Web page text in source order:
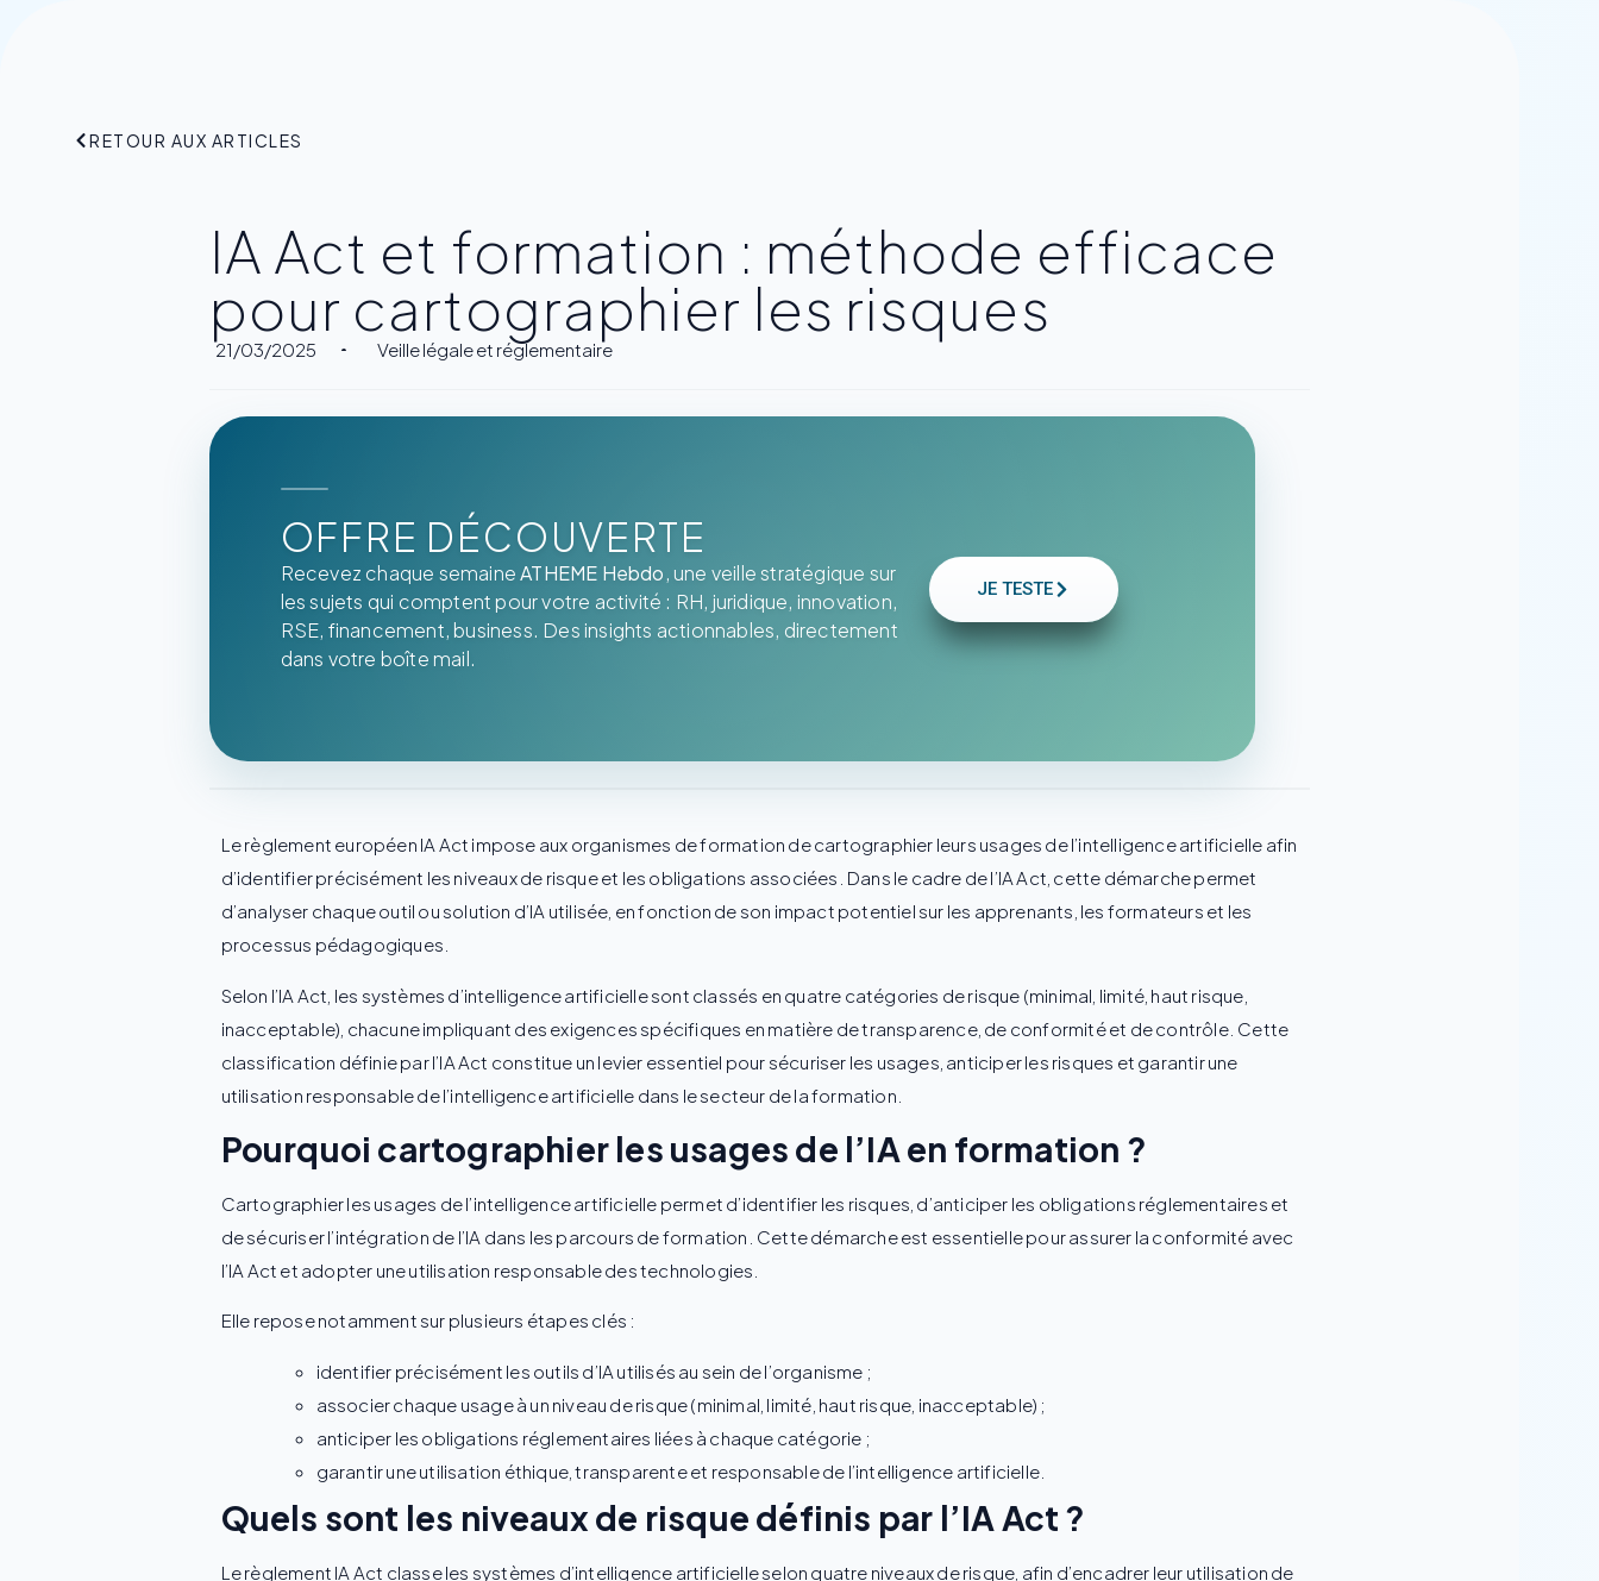
RETOUR AUX ARTICLES
IA Act et formation : méthode efficace
pour cartographier les risques
21/03/2025 Veille légale et réglementaire
OFFRE DÉCOUVERTE
Recevez chaque semaineATHEME Hebdo, une veille stratégique sur
les sujets qui comptent pour votre activité : RH, juridique, innovation,
RSE, financement, business. Des insights actionnables, directement
dans votre boîte mail.
JE TESTE
Le règlement européen IA Act impose aux organismes de formation de cartographier leurs usages de l’intelligence artificielle afin
d’identifier précisément les niveaux de risque et les obligations associées. Dans le cadre de l’IA Act, cette démarche permet
d’analyser chaque outil ou solution d’IA utilisée, en fonction de son impact potentiel sur les apprenants, les formateurs et les
processus pédagogiques.
Selon l’IA Act, les systèmes d’intelligence artificielle sont classés en quatre catégories de risque (minimal, limité, haut risque,
inacceptable), chacune impliquant des exigences spécifiques en matière de transparence, de conformité et de contrôle. Cette
classification définie par l’IA Act constitue un levier essentiel pour sécuriser les usages, anticiper les risques et garantir une
utilisation responsable de l’intelligence artificielle dans le secteur de la formation.
Pourquoi cartographier les usages de l’IA en formation ?
Cartographier les usages de l’intelligence artificielle permet d’identifier les risques, d’anticiper les obligations réglementaires et
de sécuriser l’intégration de l’IA dans les parcours de formation. Cette démarche est essentielle pour assurer la conformité avec
l’IA Act et adopter une utilisation responsable des technologies.
Elle repose notamment sur plusieurs étapes clés :
identifier précisément les outils d’IA utilisés au sein de l’organisme ;
associer chaque usage à un niveau de risque (minimal, limité, haut risque, inacceptable) ;
anticiper les obligations réglementaires liées à chaque catégorie ;
garantir une utilisation éthique, transparente et responsable de l’intelligence artificielle.
Quels sont les niveaux de risque définis par l’IA Act ?
Le règlement IA Act classe les systèmes d’intelligence artificielle selon quatre niveaux de risque, afin d’encadrer leur utilisation de